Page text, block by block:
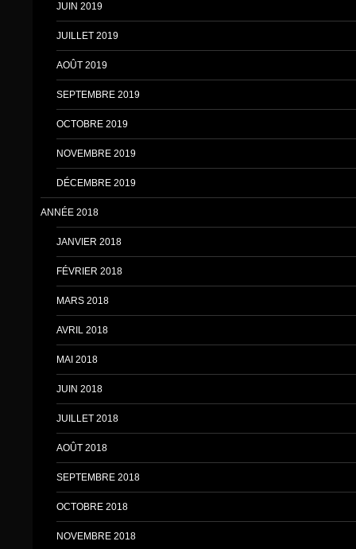
JUIN 2019
JUILLET 2019
AOÛT 2019
SEPTEMBRE 2019
OCTOBRE 2019
NOVEMBRE 2019
DÉCEMBRE 2019
ANNÉE 2018
JANVIER 2018
FÉVRIER 2018
MARS 2018
AVRIL 2018
MAI 2018
JUIN 2018
JUILLET 2018
AOÛT 2018
SEPTEMBRE 2018
OCTOBRE 2018
NOVEMBRE 2018